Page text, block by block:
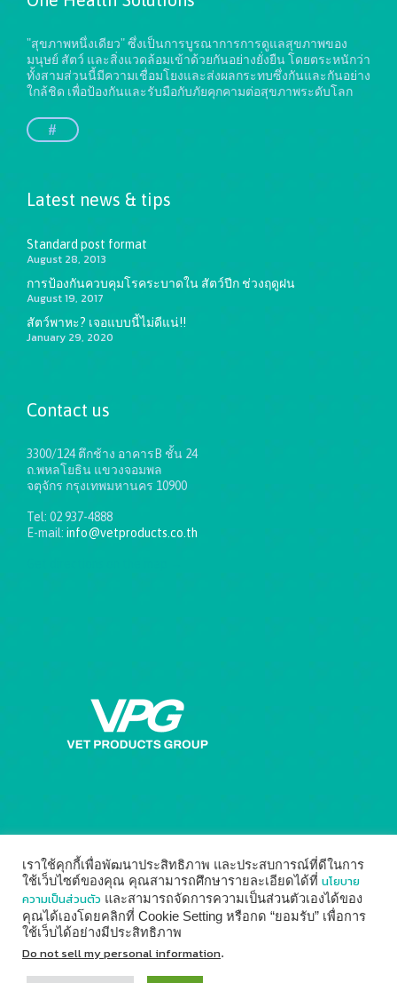
"สุขภาพหนึ่งเดียว" ซึ่งเป็นการบูรณาการการดูแลสุขภาพของ
มนุษย์ สัตว์ และสิ่งแวดล้อมเข้าด้วยกันอย่างยั่งยืนโดยตระหนักว่า
ทั้งสามส่วนนี้มีความเชื่อมโยงและส่งผลกระทบซึ่งกันและกันอย่าง
ใกล้ชิด เพื่อป้องกันและรับมือกับภัยคุกคามต่อสุขภาพระดับโลก
#
Latest news & tips
Standard post format
August 28, 2013
การป้องกันควบคุมโรคระบาดใน สัตว์ปีก ช่วงฤดูฝน
August 19, 2017
สัตว์พาหะ? เจอแบบนี้ไม่ดีแน่!!
January 29, 2020
Contact us
3300/124 ตึกช้าง อาคารB ชั้น 24
ถ.พหลโยธิน แขวงจอมพล
จตุจักร กรุงเทพมหานคร 10900
Tel: 02 937-4888
E-mail: info@vetproducts.co.th
↑
เราใช้คุกกี้เพื่อพัฒนาประสิทธิภาพ และประสบการณ์ที่ดีในการ
ใช้เว็บไซต์ของคุณ คุณสามารถศึกษารายละเอียดได้ที่ นโยบาย
ความเป็นส่วนตัว และสามารถจัดการความเป็นส่วนตัวเองได้ของ
คุณได้เองโดยคลิกที่ Cookie Setting หรือกด “ยอมรับ” เพื่อการ
ใช้เว็บได้อย่างมีประสิทธิภาพ
Do not sell my personal information.